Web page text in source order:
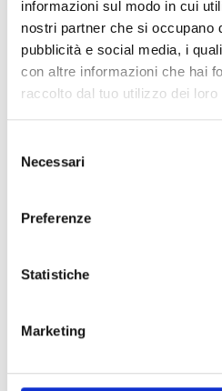
informazioni sul modo in cui
nostri partner che si occupano
pubblicità e social media, i
con altre informazioni che hai
raccolto dal tuo utilizzo dei loro
delNecessari
Preferenze
Statistiche
Marketing
Air2-
868MHz,
10
sensori